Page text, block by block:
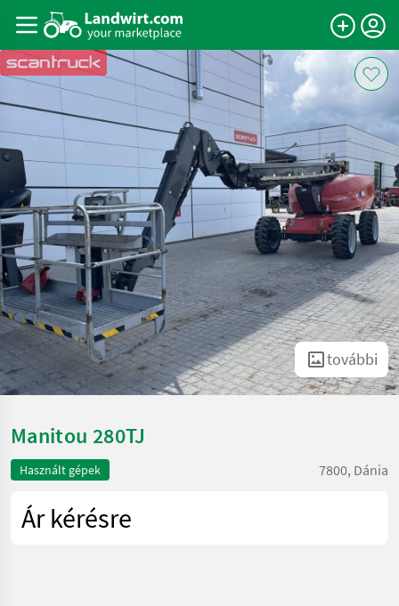
további
Manitou 280TJ
Használt gépek 7800, Dánia
Ár kérésre